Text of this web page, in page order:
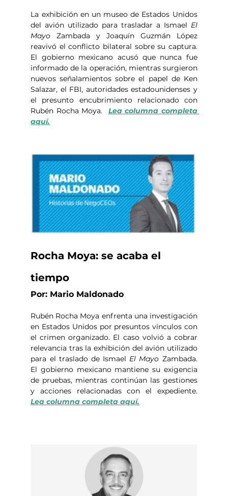
La exhibición en un museo de Estados Unidos
del avión utilizado para trasladar a Ismael El
Mayo Zambada y Joaquín Guzmán López
reavivó el conflicto bilateral sobre su captura.
El gobierno mexicano acusó que nunca fue
informado de la operación, mientras surgieron
nuevos señalamientos sobre el papel de Ken
Salazar, el FBI, autoridades estadounidenses y
el presunto encubrimiento relacionado con
Rubén Rocha Moya. Lea columna completa
aquí.
Rocha Moya: se acaba el
tiempo
Por: Mario Maldonado
Rubén Rocha Moya enfrenta una investigación
en Estados Unidos por presuntos vínculos con
el crimen organizado. El caso volvió a cobrar
relevancia tras la exhibición del avión utilizado
para el traslado de Ismael El Mayo Zambada.
El gobierno mexicano mantiene su exigencia
de pruebas, mientras continúan las gestiones
y acciones relacionadas con el expediente.
Lea columna completa aquí.